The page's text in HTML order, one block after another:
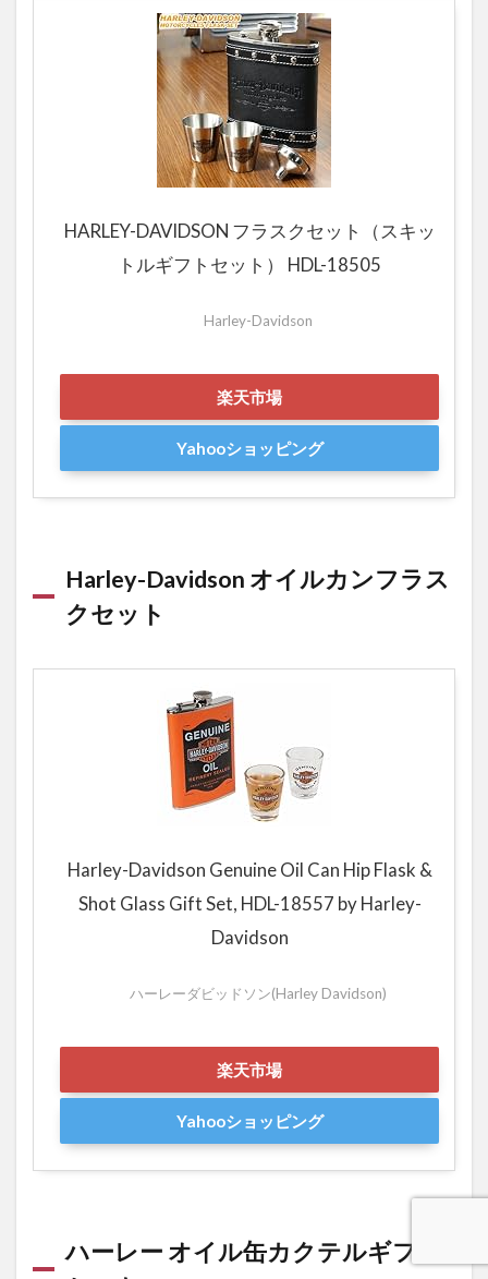
HARLEY-DAVIDSON フラスクセット（スキッ
トルギフトセット） HDL-18505
Harley-Davidson
楽天市場
Yahooショッピング
Harley-Davidson オイルカンフラス
クセット
Harley-Davidson Genuine Oil Can Hip Flask &
Shot Glass Gift Set, HDL-18557 by Harley-
Davidson
ハーレーダビッドソン(Harley Davidson)
楽天市場
Yahooショッピング
ハーレー オイル缶カクテルギフト